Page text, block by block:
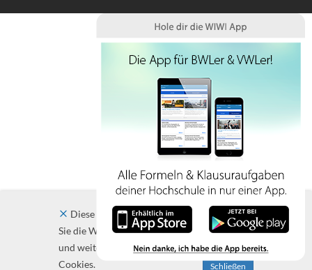
Diese Website verwendet Cookies. Indem
Sie die Website und ihre Angebote nutzen
und weiter navigieren, akzeptieren Sie diese
Cookies.
Schließen